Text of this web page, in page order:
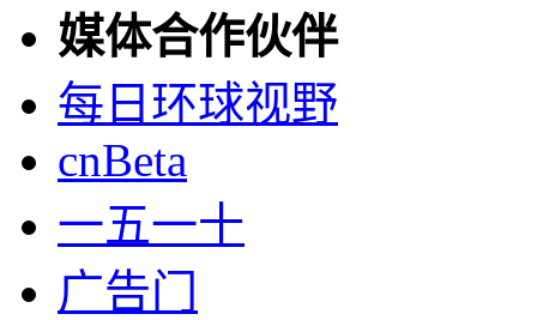
媒体合作伙伴
每日环球视野
cnBeta
一五一十
广告门